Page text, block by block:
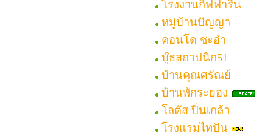
โรงงานกิฟฟารีน
หมู่บ้านปัญญา
คอนโด ชะอำ
บู๊ธสถาปนิก51
บ้านคุณศรัณย์
บ้านพักระยอง
โลตัส ปิ่นเกล้า
โรงแรมไทปัน